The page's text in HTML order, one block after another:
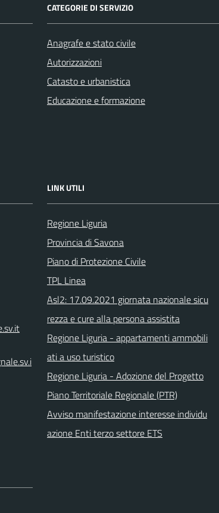
CATEGORIE DI SERVIZIO
Anagrafe e stato civile
Autorizzazioni
Catasto e urbanistica
Educazione e formazione
LINK UTILI
Regione Liguria
Provincia di Savona
Piano di Protezione Civile
TPL Linea
Asl2: 17.09.2021 giornata nazionale sicu
rezza e cure alla persona assistita
Regione Liguria - appartamenti ammobili
ati a uso turistico
Regione Liguria - Adozione del Progetto
Piano Territoriale Regionale (PTR)
Avviso manifestazione interesse individu
azione Enti terzo settore ETS